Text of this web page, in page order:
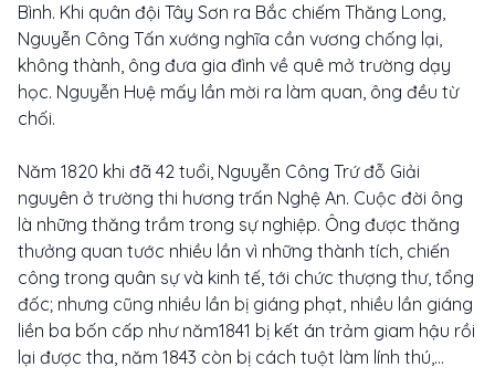
Bình. Khi quân đội Tây Sơn ra Bắc chiếm Thăng Long,
Nguyễn Công Tấn xướng nghĩa cần vương chống lại,
không thành, ông đưa gia đình về quê mở trường dạy
học. Nguyễn Huệ mấy lần mời ra làm quan, ông đều từ
chối.
Năm 1820 khi đã 42 tuổi, Nguyễn Công Trứ đỗ Giải
nguyên ở trường thi hương trấn Nghệ An. Cuộc đời ông
là những thăng trầm trong sự nghiệp. Ông được thăng
thưởng quan tước nhiều lần vì những thành tích, chiến
công trong quân sự và kinh tế, tới chức thượng thư, tổng
đốc; nhưng cũng nhiều lần bị giáng phạt, nhiều lần giáng
liền ba bốn cấp như năm1841 bị kết án trảm giam hậu rồi
lại được tha, năm 1843 còn bị cách tuột làm lính thú,…